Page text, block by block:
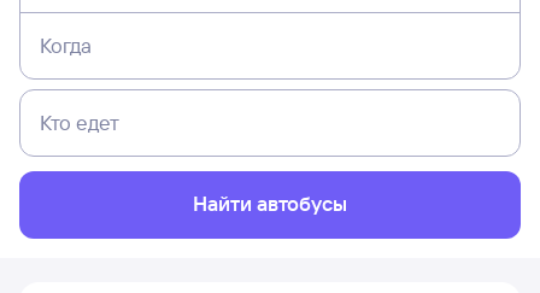
Когда
Кто едет
Найти автобусы